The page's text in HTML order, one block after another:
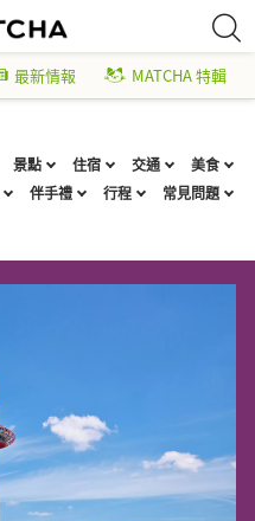
最新情報 MATCHA 特輯
景點 住宿 交通
美食
伴手禮 行程 常見問題